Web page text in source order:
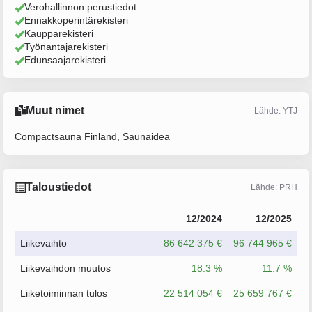
Verohallinnon perustiedot
Ennakkoperintärekisteri
Kaupparekisteri
Työnantajarekisteri
Edunsaajarekisteri
Muut nimet Lähde: YTJ
Compactsauna Finland, Saunaidea
Taloustiedot Lähde: PRH
12/2024 12/2025
Liikevaihto 86 642 375 € 96 744 965 €
Liikevaihdon muutos 18.3 % 11.7 %
Liiketoiminnan tulos 22 514 054 € 25 659 767 €